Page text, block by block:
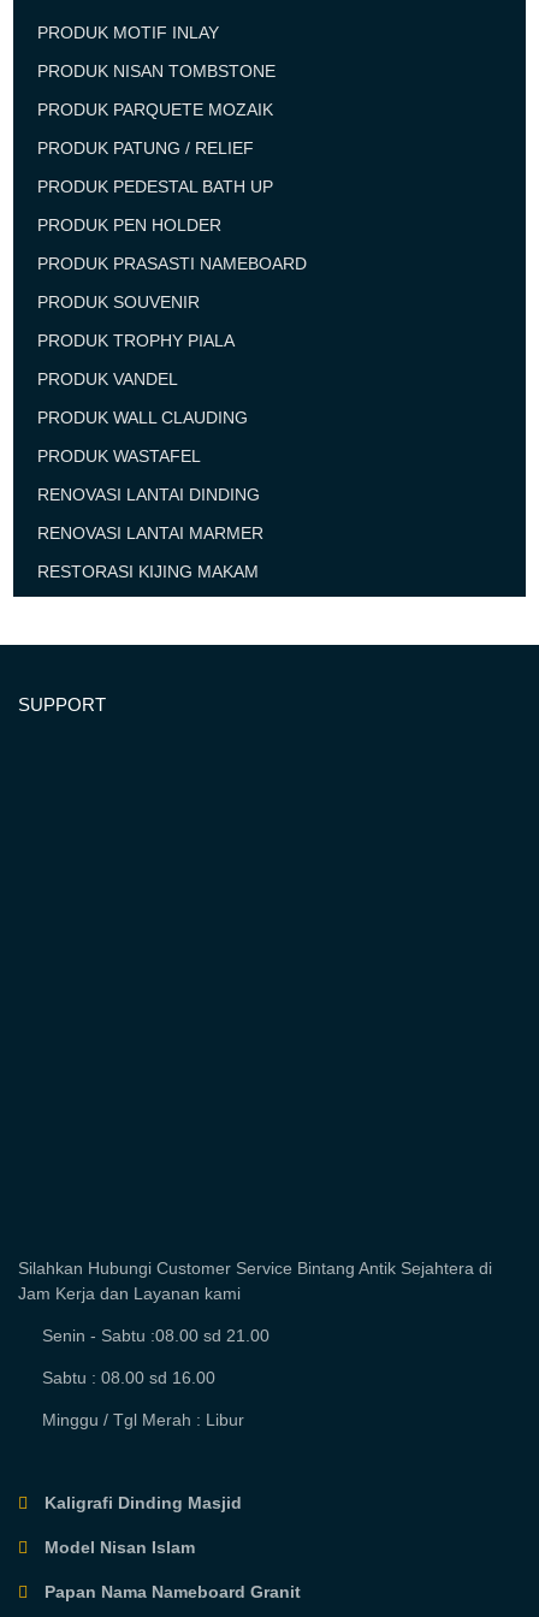
PRODUK MOTIF INLAY
PRODUK NISAN TOMBSTONE
PRODUK PARQUETE MOZAIK
PRODUK PATUNG / RELIEF
PRODUK PEDESTAL BATH UP
PRODUK PEN HOLDER
PRODUK PRASASTI NAMEBOARD
PRODUK SOUVENIR
PRODUK TROPHY PIALA
PRODUK VANDEL
PRODUK WALL CLAUDING
PRODUK WASTAFEL
RENOVASI LANTAI DINDING
RENOVASI LANTAI MARMER
RESTORASI KIJING MAKAM
SUPPORT
Silahkan Hubungi Customer Service Bintang Antik Sejahtera di
Jam Kerja dan Layanan kami
Senin - Sabtu :08.00 sd 21.00
Sabtu : 08.00 sd 16.00
Minggu / Tgl Merah : Libur
Kaligrafi Dinding Masjid
Model Nisan Islam
Papan Nama Nameboard Granit